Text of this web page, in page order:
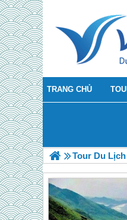
TRANG CHỦ
Tour Du